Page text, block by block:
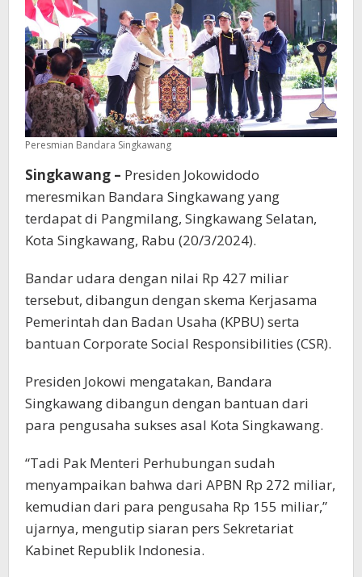
Peresmian Bandara Singkawang
Singkawang – Presiden Jokowidodo
meresmikan Bandara Singkawang yang
terdapat di Pangmilang, Singkawang Selatan,
Kota Singkawang, Rabu (20/3/2024).
Bandar udara dengan nilai Rp 427 miliar
tersebut, dibangun dengan skema Kerjasama
Pemerintah dan Badan Usaha (KPBU) serta
bantuan Corporate Social Responsibilities (CSR).
Presiden Jokowi mengatakan, Bandara
Singkawang dibangun dengan bantuan dari
para pengusaha sukses asal Kota Singkawang.
“Tadi Pak Menteri Perhubungan sudah
menyampaikan bahwa dari APBN Rp 272 miliar,
kemudian dari para pengusaha Rp 155 miliar,”
ujarnya, mengutip siaran pers Sekretariat
Kabinet Republik Indonesia.